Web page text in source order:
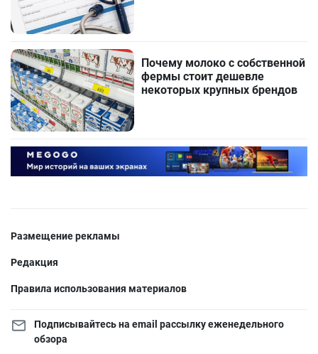
Почему молоко с собственной
фермы стоит дешевле
некоторых крупных брендов
Размещение рекламы
Редакция
Правила использования материалов
Подписывайтесь на email рассылку еженедельного
обзора